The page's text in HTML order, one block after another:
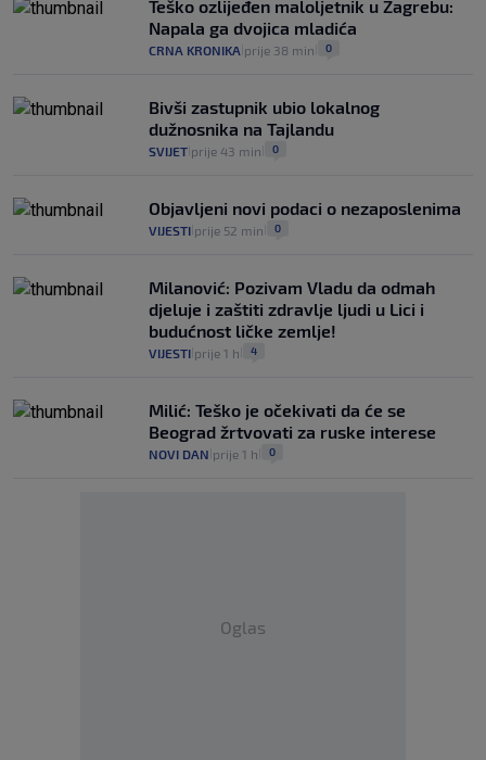
Teško ozlijeđen maloljetnik u Zagrebu:
Napala ga dvojica mladića
CRNA KRONIKA prije 38 min 0
Bivši zastupnik ubio lokalnog
dužnosnika na Tajlandu
SVIJET prije 43 min 0
Objavljeni novi podaci o nezaposlenima
VIJESTI prije 52 min 0
Milanović: Pozivam Vladu da odmah
djeluje i zaštiti zdravlje ljudi u Lici i
budućnost ličke zemlje!
VIJESTI prije 1 h 4
Milić: Teško je očekivati da će se
Beograd žrtvovati za ruske interese
NOVI DAN prije 1 h 0
Oglas